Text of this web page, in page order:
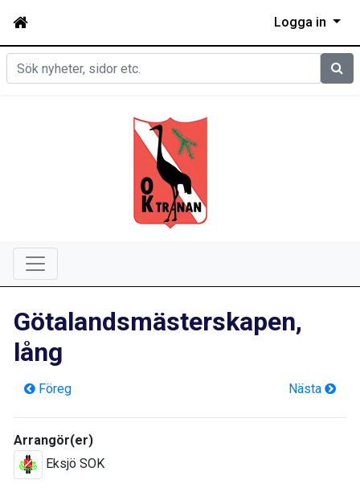
Logga in
Sök
Götalandsmästerskapen,
lång
Föreg Nästa
Arrangör(er)
Eksjö SOK